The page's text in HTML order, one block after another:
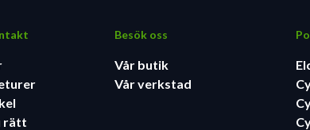
rätt
Besök oss
Vår butik
Vår verkstad